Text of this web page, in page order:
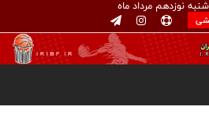
نوزدهم مرداد ماه